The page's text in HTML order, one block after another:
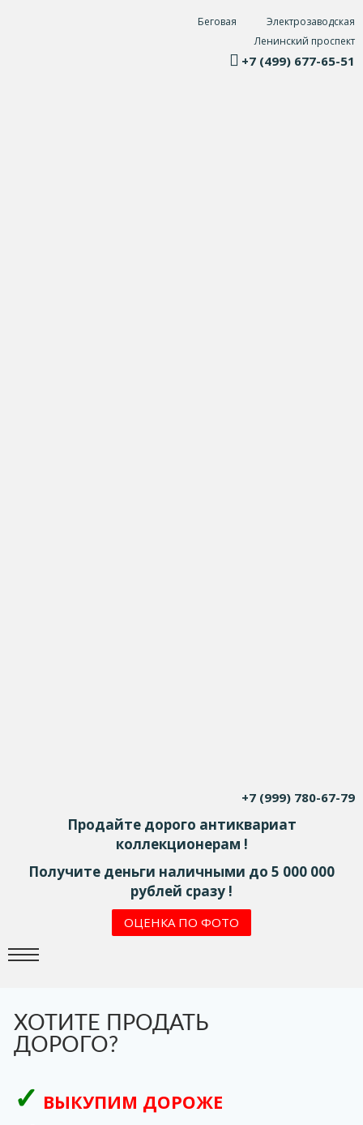
Беговая
Электрозаводская
Ленинский проспект
+7 (499) 677-65-51
+7 (999) 780-67-79
Продайте дорого антиквариат
коллекционерам !
Получите деньги наличными до 5 000 000
рублей сразу !
ОЦЕНКА ПО ФОТО
ХОТИТЕ ПРОДАТЬ
ДОРОГО?
ВЫКУПИМ ДОРОЖЕ